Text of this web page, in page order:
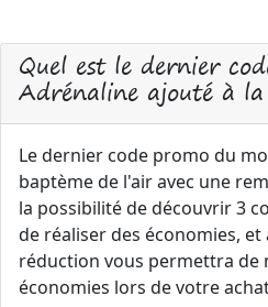
Quel est le dernier
Adrénaline ajouté à
Le dernier code promo du
baptème de l'air avec une
la possibilité de découvrir 3
de réaliser des économies,
réduction vous permettra de
économies lors de votre